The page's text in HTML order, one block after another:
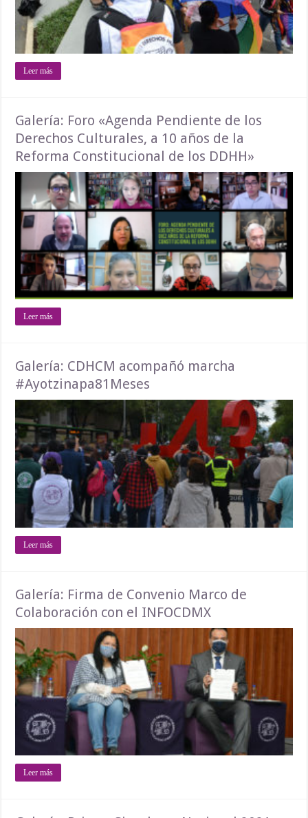
Leer más
Galería: Foro «Agenda Pendiente de los
Derechos Culturales, a 10 años de la
Reforma Constitucional de los DDHH»
Leer más
Galería: CDHCM acompañó marcha
#Ayotzinapa81Meses
Leer más
Galería: Firma de Convenio Marco de
Colaboración con el INFOCDMX
Leer más